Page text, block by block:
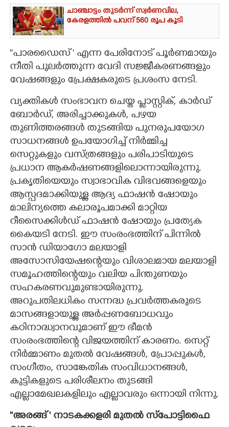
ചാഞ്ചാട്ടം തുടർന്ന് സ്വർണവില,
കേരളത്തിൽ പവന് 560 രൂപ കൂടി
''പാരഡൈസ് " എന്ന പേരിനോട് പൂർണമായും
നീതി പുലർത്തുന്ന വേദി സജ്ജീകരണങ്ങളും
വേഷങ്ങളും പ്രേക്ഷകരുടെ പ്രശംസ നേടി.
വ്യക്തികൾ സംഭാവന ചെയ്ത പ്ലാസ്റ്റിക്, കാർഡ്
ബോർഡ്, അരിച്ചാക്കുകൾ, പഴയ
തുണിത്തരങ്ങൾ തുടങ്ങിയ പുനരുപയോഗ
സാധനങ്ങൾ ഉപയോഗിച്ച് നിർമ്മിച്ച
സെറ്റുകളും വസ്ത്രങ്ങളും പരിപാടിയുടെ
പ്രധാന ആകർഷണങ്ങളിലൊന്നായിരുന്നു.
പ്രകൃതിയെയും സ്വാഭാവിക വിഭവങ്ങളെയും
ആസ്പദമാക്കിയുള്ള ആദ്യ ഫാഷൻ ഷോയും
മാലിന്യത്തെ കലാരൂപമാക്കി മാറ്റിയ
റീസൈക്കിൾഡ് ഫാഷൻ ഷോയും പ്രത്യേക
കൈയടി നേടി. ഈ സംരംഭത്തിന് പിന്നിൽ
സാൻ ഡിയാഗോ മലയാളി
അസോസിയേഷന്റെയും വിശാലമായ മലയാളി
സമൂഹത്തിന്റെയും വലിയ പിന്തുണയും
സഹകരണവുമുണ്ടായിരുന്നു.
അറുപതിലധികം സന്നദ്ധ പ്രവർത്തകരുടെ
മാസങ്ങളായുള്ള അർപ്പണബോധവും
കഠിനാദ്ധ്വാനവുമാണ് ഈ ഭീമൻ
സംരംഭത്തിന്റെ വിജയത്തിന് കാരണം. സെറ്റ്
നിർമ്മാണം മുതൽ വേഷങ്ങൾ, പ്രോപ്പുകൾ,
സംഗീതം, സാങ്കേതിക സംവിധാനങ്ങൾ,
കുട്ടികളുടെ പരിശീലനം തുടങ്ങി
എല്ലാമേഖലകളിലും എല്ലാവരും ഒന്നായി നിന്നു.
''അരങ്ങ് " നാടകക്കളരി മുതൽ സ്‌പോട്ടിഫൈ